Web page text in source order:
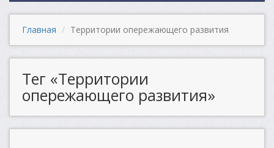
Главная Территории опережающего развития
Тег «Территории
опережающего развития»